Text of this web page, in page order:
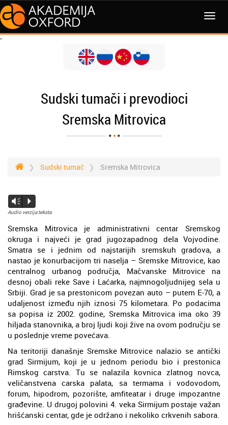
-
Sudski tumači i prevodioci
Sremska Mitrovica
Sudski tumač Sremska Mitrovica
Vm
P
Audio verzija teksta
Sremska Mitrovica je administrativni centar Sremskog
okruga i najveći je grad jugozapadnog dela Vojvodine.
Smatra se i jednim od najstarijih sremskuh gradova, a
nastao je konurbacijom tri naselja – Sremske Mitrovice, kao
centralnog urbanog područja, Mačvanske Mitrovice na
desnoj obali reke Save i Laćarka, najmnogoljudnijeg sela u
Srbiji. Grad je sa prestonicom povezan auto – putem E-70, a
udaljenost između njih iznosi 75 kilometara. Po podacima
sa popisa iz 2002. godine, Sremska Mitrovica ima oko 39
hiljada stanovnika, a broj ljudi koji žive na ovom području se
u poslednje vreme povećava.
Na teritoriji današnje Sremske Mitrovice nalazio se antički
grad Sirmijum, koji je u jednom periodu bio i prestonica
Rimskog carstva. Tu se nalazila kovnica zlatnog novca,
veličanstvena carska palata, sa termama i vodovodom,
forum, hipodrom, pozorište, amfiteatar i druge impozantne
građevine. U drugoj polovini 4. veka Sirmijum postaje važan
hrišćanski centar, gde je održano i nekoliko crkvenih sabora.